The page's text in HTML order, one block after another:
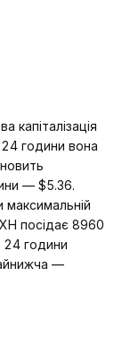
капіталізація
години вона
— $5.36.
максимальній
посідає 8960
24 години
—